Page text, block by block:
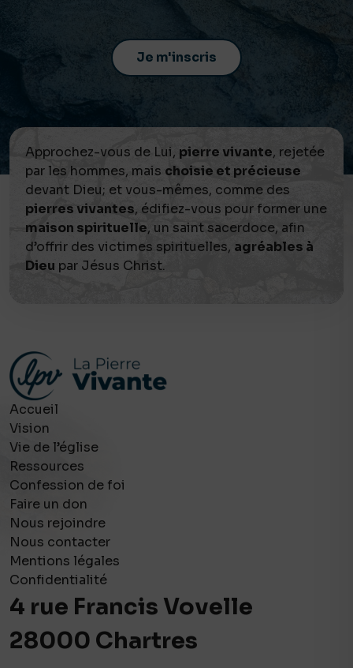
Approchez-vous de Lui, pierre vivante, rejetée
par les hommes, mais choisie et précieuse
devant Dieu; et vous-mêmes, comme des
pierres vivantes, édifiez-vous pour former une
maison spirituelle, un saint sacerdoce, afin
d’offrir des victimes spirituelles, agréables à
Dieu par Jésus Christ.
Accueil
Vision
Vie de l’église
Ressources
Confession de foi
Faire un don
Nous rejoindre
Nous contacter
Mentions légales
Confidentialité
4 rue Francis Vovelle
28000 Chartres